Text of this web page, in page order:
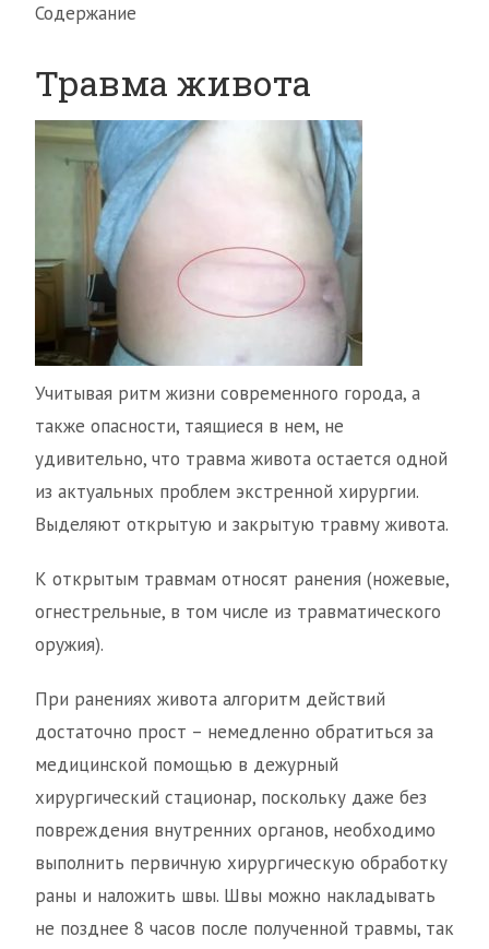
Содержание
Травма живота
Учитывая ритм жизни современного города, а
также опасности, таящиеся в нем, не
удивительно, что травма живота остается одной
из актуальных проблем экстренной хирургии.
Выделяют открытую и закрытую травму живота.
К открытым травмам относят ранения (ножевые,
огнестрельные, в том числе из травматического
оружия).
При ранениях живота алгоритм действий
достаточно прост – немедленно обратиться за
медицинской помощью в дежурный
хирургический стационар, поскольку даже без
повреждения внутренних органов, необходимо
выполнить первичную хирургическую обработку
раны и наложить швы. Швы можно накладывать
не позднее 8 часов после полученной травмы, так